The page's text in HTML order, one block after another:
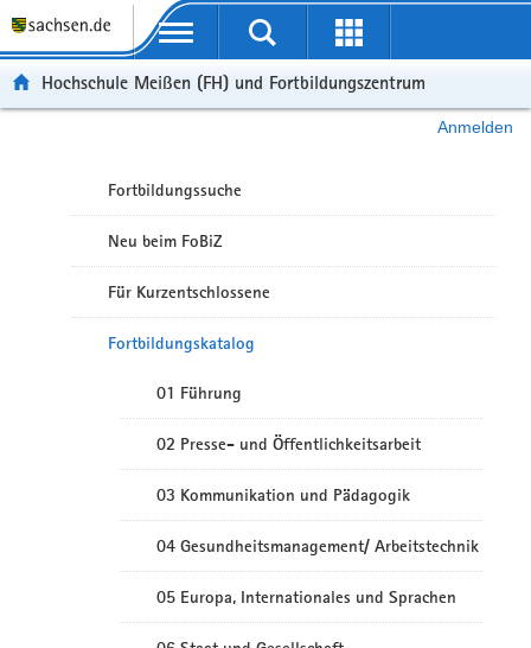
Portalübergreifende Navigation
Hochschule Meißen (FH) und Fortbildungszentrum
Anmelden
Fortbildungssuche
Neu beim FoBiZ
Für Kurzentschlossene
Fortbildungskatalog
01 Führung
02 Presse- und Öffentlichkeitsarbeit
03 Kommunikation und Pädagogik
04 Gesundheitsmanagement/ Arbeitstechnik
05 Europa, Internationales und Sprachen